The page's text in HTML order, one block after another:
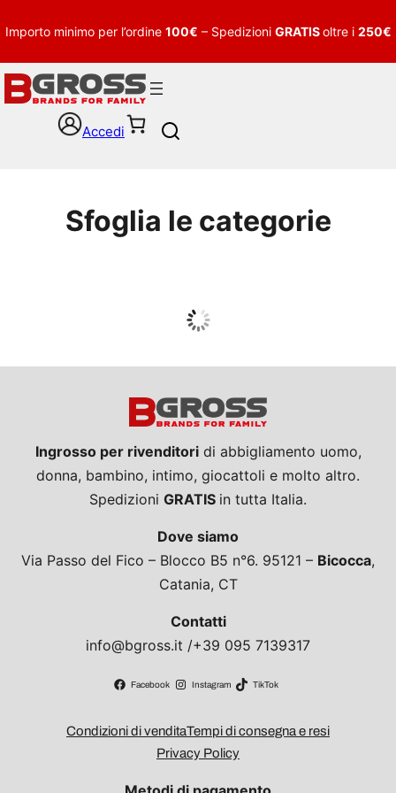
Importo minimo per l’ordine 100€ – Spedizioni GRATISoltre i 250€
Accedi
h
Sfoglia le categorie
Guarda tutto
Ingrosso per rivenditoridi abbigliamento uomo,
donna, bambino, intimo, giocattoli e molto altro.
Spedizioni GRATIS in tutta Italia.
Dove siamo
Via Passo del Fico – Blocco B5 n°6. 95121 – Bicocca,
Catania, CT
Contatti
info@bgross.it /+39 095 7139317
Facebook Instagram TikTok
Condizioni di venditaTempi di consegna e resi
Privacy Policy